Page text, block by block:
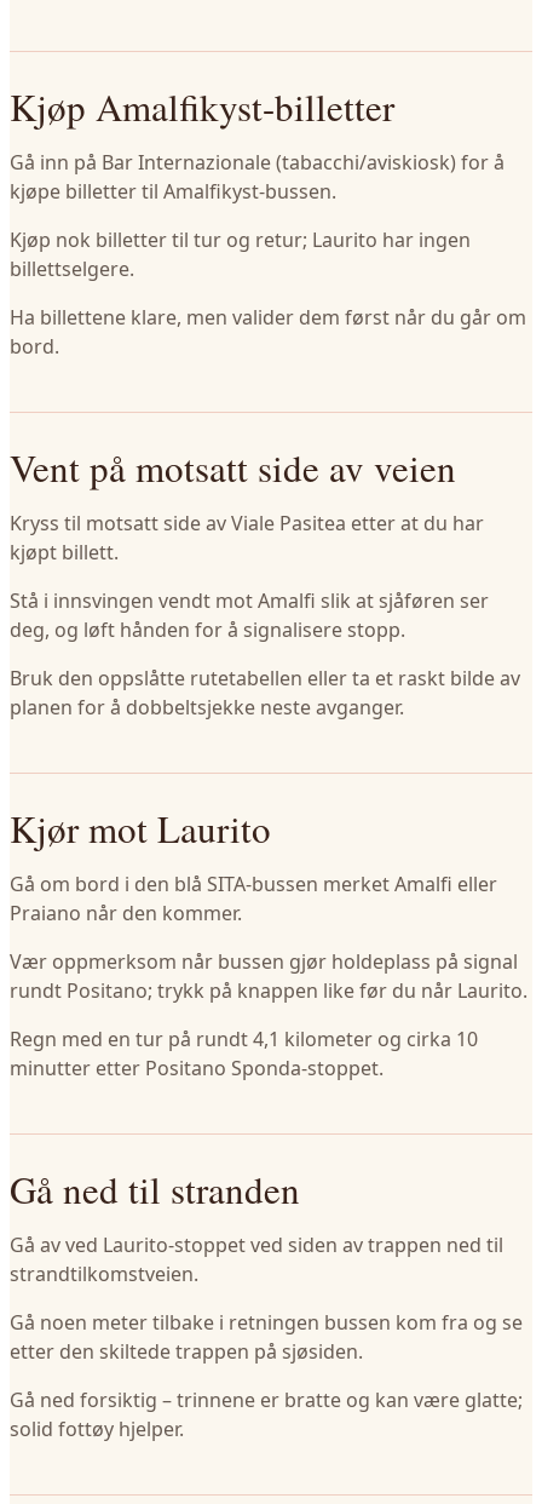
Kjøp Amalfikyst-billetter
Gå inn på Bar Internazionale (tabacchi/aviskiosk) for å
kjøpe billetter til Amalfikyst-bussen.
Kjøp nok billetter til tur og retur; Laurito har ingen
billettselgere.
Ha billettene klare, men valider dem først når du går om
bord.
Vent på motsatt side av veien
Kryss til motsatt side av Viale Pasitea etter at du har
kjøpt billett.
Stå i innsvingen vendt mot Amalfi slik at sjåføren ser
deg, og løft hånden for å signalisere stopp.
Bruk den oppslåtte rutetabellen eller ta et raskt bilde av
planen for å dobbeltsjekke neste avganger.
Kjør mot Laurito
Gå om bord i den blå SITA-bussen merket Amalfi eller
Praiano når den kommer.
Vær oppmerksom når bussen gjør holdeplass på signal
rundt Positano; trykk på knappen like før du når Laurito.
Regn med en tur på rundt 4,1 kilometer og cirka 10
minutter etter Positano Sponda-stoppet.
Gå ned til stranden
Gå av ved Laurito-stoppet ved siden av trappen ned til
strandtilkomstveien.
Gå noen meter tilbake i retningen bussen kom fra og se
etter den skiltede trappen på sjøsiden.
Gå ned forsiktig – trinnene er bratte og kan være glatte;
solid fottøy hjelper.